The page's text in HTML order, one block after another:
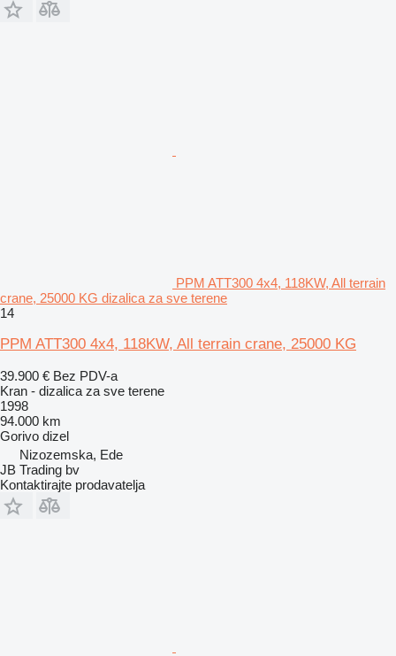
PPM ATT300 4x4, 118KW, All terrain
crane, 25000 KG dizalica za sve terene
14
PPM ATT300 4x4, 118KW, All terrain crane, 25000 KG
39.900 € Bez PDV-a
Kran - dizalica za sve terene
1998
94.000 km
Gorivo dizel
Nizozemska, Ede
JB Trading bv
Kontaktirajte prodavatelja